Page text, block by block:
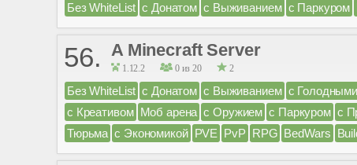
Без WhiteList с Донатом с Выживанием с Паркуром
56. A Minecraft Server
1.12.2 0 из 20 2
Без WhiteList с Донатом с Выживанием с
с Креативом Моб арена с Оружием с Паркуром с
Тюрьма с Экономикой PVE PvP RPG BedWars